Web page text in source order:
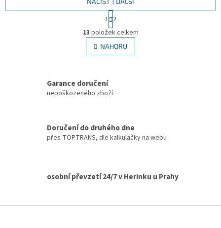
O
v
l
á
í
v
k
y
i
t
r
á
n
k
n
í
1 2
13 položek celkem
NAHORU
Garance doručení
nepoškozeného zboží
Doručení do druhého dne
přes TOPTRANS, dle kalkulačky na webu
osobní převzetí 24/7 v Herinku u Prahy